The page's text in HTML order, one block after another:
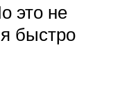
это не
быстро